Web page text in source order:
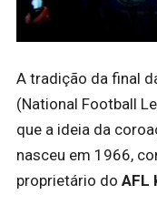
A tradição da final
(National Football
que a ideia da
nasceu em 1966,
proprietário do AFL